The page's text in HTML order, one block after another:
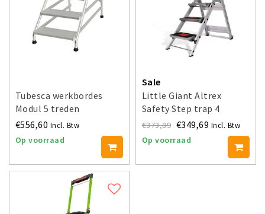
Tubesca werkbordes
Modul 5 treden
€556,60 Incl. Btw
Op voorraad
Sale
Little Giant Altrex
Safety Step trap 4
treden
€373,89 €349,69 Incl. Btw
Op voorraad